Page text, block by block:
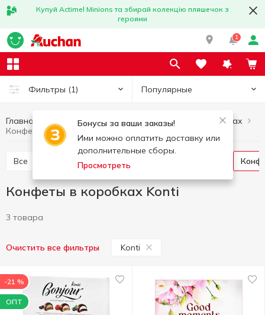
Купуй Actimel Minions та збирай колекцію пляшечок з
героями
1
Фильтры (1) Популярные
Бонусы за ваши заказы!
Ими можно оплатить доставку или
дополнительные сборы.
Просмотреть
Главная Сладости Конфеты
Конфеты в коробках
Все Конфеты весовые
Конфеты в коробках Konti
3 товара
Очистить все фильтры Konti
-21 %
ОПТ